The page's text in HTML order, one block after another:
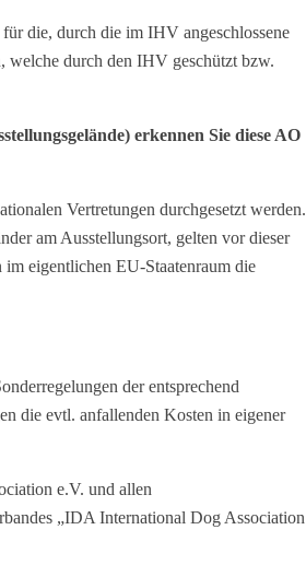
die, durch die im IHV angeschlossene
welche durch den IHV geschützt bzw.
erkennen Sie diese AO
Vertretungen durchgesetzt werden.
am Ausstellungsort, gelten vor dieser
eigentlichen EU-Staatenraum die
der entsprechend
die evtl. anfallenden Kosten in eigener
e.V. und allen
„IDA International Dog Association